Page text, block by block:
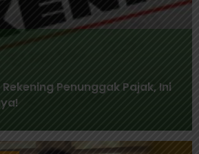
Penunggak Pajak, Ini